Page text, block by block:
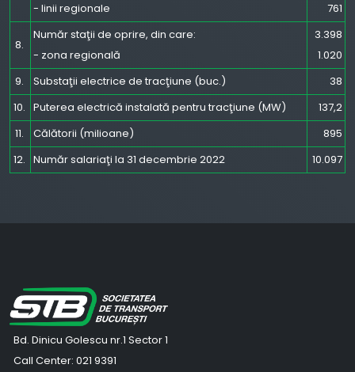
- linii regionale
761
8.
Număr staţii de oprire, din care:
- zona regională
3.398
1.020
9.
Substaţii electrice de tracţiune (buc.)
38
10. Puterea electrică instalată pentru tracţiune (MW)
137,2
11.
Călătorii (milioane)
895
12. Număr salariaţi la 31 decembrie 2022 10.097
Bd. Dinicu Golescu nr.1 Sector 1
Call Center: 021 9391